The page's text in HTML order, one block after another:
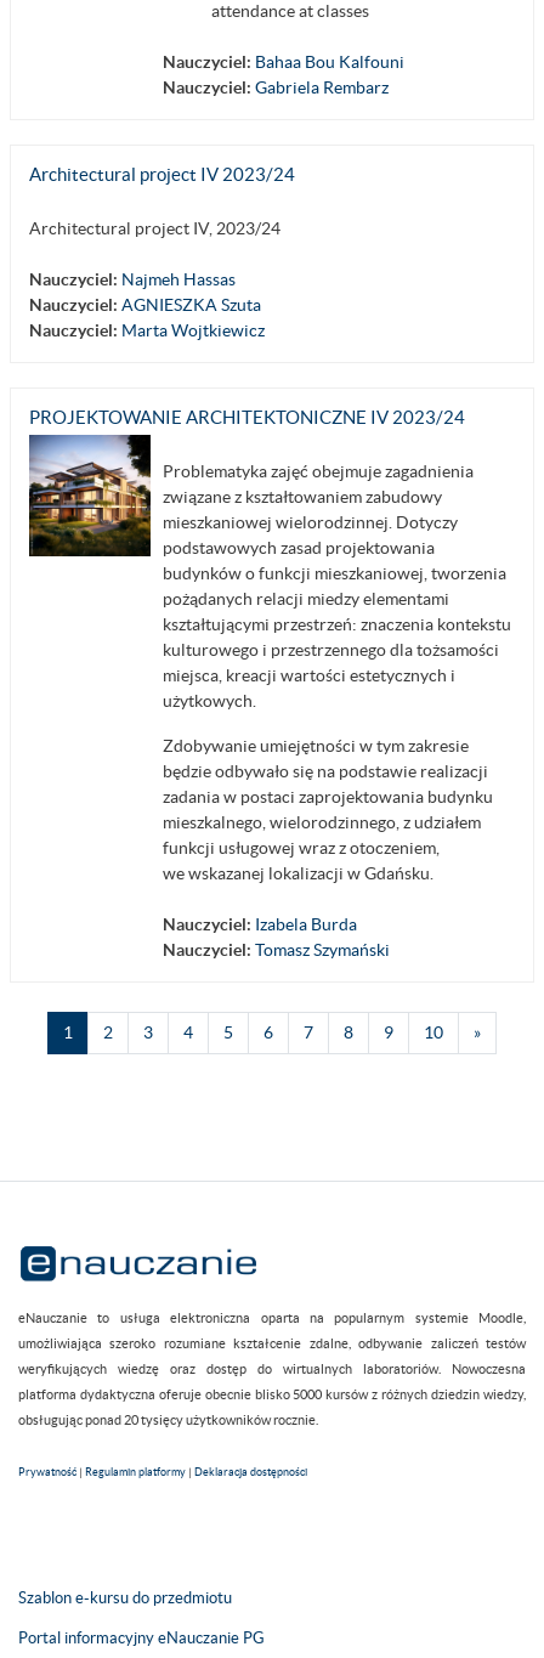
attendance at classes
Nauczyciel: Bahaa Bou Kalfouni
Nauczyciel: Gabriela Rembarz
Architectural project IV 2023/24
Architectural project IV, 2023/24
Nauczyciel: Najmeh Hassas
Nauczyciel: AGNIESZKA Szuta
Nauczyciel: Marta Wojtkiewicz
PROJEKTOWANIE ARCHITEKTONICZNE IV 2023/24
Problematyka zajęć obejmuje zagadnienia
związane z kształtowaniem zabudowy
mieszkaniowej wielorodzinnej. Dotyczy
podstawowych zasad projektowania
budynków o funkcji mieszkaniowej, tworzenia
pożądanych relacji miedzy elementami
kształtującymi przestrzeń: znaczenia kontekstu
kulturowego i przestrzennego dla tożsamości
miejsca, kreacji wartości estetycznych i
użytkowych.
Zdobywanie umiejętności w tym zakresie
będzie odbywało się na podstawie realizacji
zadania w postaci zaprojektowania budynku
mieszkalnego, wielorodzinnego, z udziałem
funkcji usługowej wraz z otoczeniem,
we wskazanej lokalizacji w Gdańsku.
Nauczyciel: Izabela Burda
Nauczyciel: Tomasz Szymański
1 Strona 1
2Strona 2
3Strona 3
4Strona 4
5 Strona 5
6Strona 6
7Strona 7
8Strona 8
9Strona 9
10Strona 10
»
eNauczanie to usługa elektroniczna oparta na popularnym systemie Moodle,
umożliwiająca szeroko rozumiane kształcenie zdalne, odbywanie zaliczeń testów
weryfikujących wiedzę oraz dostęp do wirtualnych laboratoriów. Nowoczesna
platforma dydaktyczna oferuje obecnie blisko 5000 kursów z różnych dziedzin wiedzy,
obsługując ponad 20 tysięcy użytkowników rocznie.
Prywatność | Regulamin platformy | Deklaracja dostępności
Szablon e-kursu do przedmiotu
Portal informacyjny eNauczanie PG